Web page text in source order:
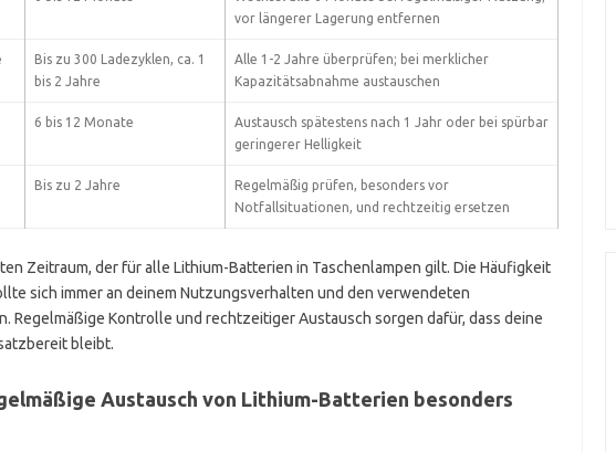
vor längerer Lagerung entfernen
Bis zu 300 Ladezyklen, ca. 1
bis 2 Jahre
Alle 1-2 Jahre überprüfen; bei merklicher
Kapazitätsabnahme austauschen
6 bis 12 Monate
Austausch spätestens nach 1 Jahr oder bei spürbar
geringerer Helligkeit
Bis zu 2 Jahre
Regelmäßig prüfen, besonders vor
Notfallsituationen, und rechtzeitig ersetzen
Zeitraum, der für alle Lithium-Batterien in Taschenlampen gilt. Die Häufigkeit
sich immer an deinem Nutzungsverhalten und den verwendeten
Regelmäßige Kontrolle und rechtzeitiger Austausch sorgen dafür, dass deine
bleibt.
Austausch von Lithium-Batterien besonders